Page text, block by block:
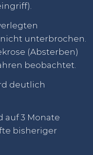
unterbrochen.
(Absterben)
beobachtet.
deutlich
auf 3 Monate
bisheriger